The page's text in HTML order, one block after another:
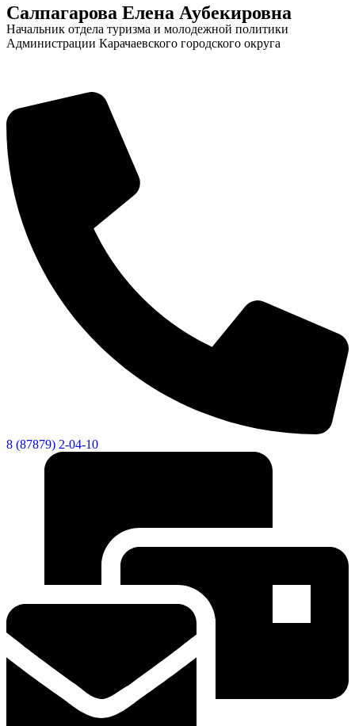
Салпагарова Елена Аубекировна
Начальник отдела туризма и молодежной политики
Администрации Карачаевского городского округа
8 (87879) 2-04-10